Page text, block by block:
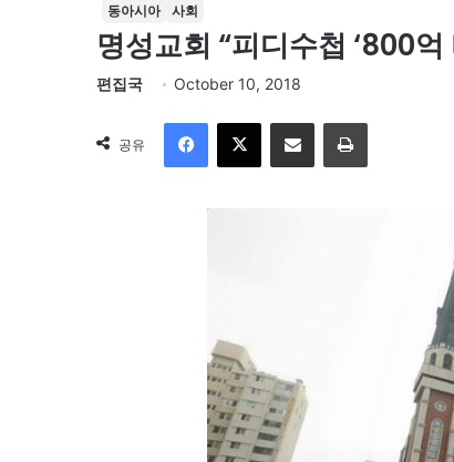
동아시아 사회
명성교회 “피디수첩 ‘800
편집국 October 10, 2018
공유
이메일